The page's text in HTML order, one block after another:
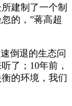
建制了一个制
的，”蒋高超
倒退的生态问
了；10年前，
的环境，我们